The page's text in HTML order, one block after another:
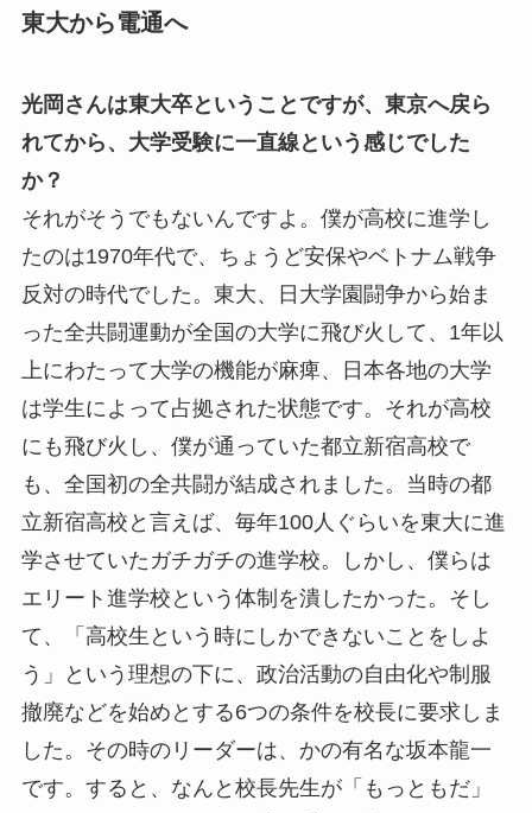
東大から電通へ
光岡さんは東大卒ということですが、東京へ戻ら
れてから、大学受験に一直線という感じでした
か？
それがそうでもないんですよ。僕が高校に進学し
たのは1970年代で、ちょうど安保やベトナム戦争
反対の時代でした。東大、日大学園闘争から始ま
った全共闘運動が全国の大学に飛び火して、1年以
上にわたって大学の機能が麻痺、日本各地の大学
は学生によって占拠された状態です。それが高校
にも飛び火し、僕が通っていた都立新宿高校で
も、全国初の全共闘が結成されました。当時の都
立新宿高校と言えば、毎年100人ぐらいを東大に進
学させていたガチガチの進学校。しかし、僕らは
エリート進学校という体制を潰したかった。そし
て、「高校生という時にしかできないことをしよ
う」という理想の下に、政治活動の自由化や制服
撤廃などを始めとする6つの条件を校長に要求しま
した。その時のリーダーは、かの有名な坂本龍一
です。すると、なんと校長先生が「もっともだ」